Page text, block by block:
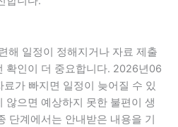
해 일정이 정해지거나 자료 제출
확인이 더 중요합니다. 2026년06
가 빠지면 일정이 늦어질 수 있
않으면 예상하지 못한 불편이 생
단계에서는 안내받은 내용을 기